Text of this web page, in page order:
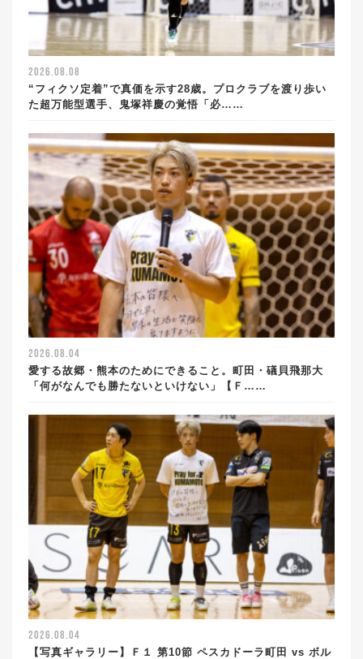
2026.08.08
“フィクソ定着”で真価を示す28歳。プロクラブを渡り歩い
た超万能型選手、鬼塚祥慶の覚悟「必……
2026.08.04
愛する故郷・熊本のためにできること。町田・礒貝飛那大
「何がなんでも勝たないといけない」【Ｆ……
2026.08.04
【写真ギャラリー】Ｆ１ 第10節 ペスカドーラ町田 vs ボル